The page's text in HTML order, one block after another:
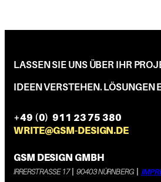
LASSEN SIE UNS ÜBER IHR
IDEEN VERSTEHEN. LÖSUNGEN
GSM DESIGN GMBH
IRRERSTRASSE 17 90403 NÜRNBERG
+49 (0) 911 23 75 380
WRITE@GSM-DESIGN.DE